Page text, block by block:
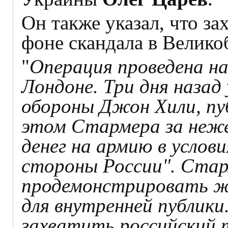
Он также указал, что
фоне скандала в
"Операция проведена
Лондоне. Три дня
обороны Джон Хили,
этом Стармера за
денег на армию в
стороны России".
продемонстрировать
для внутренней